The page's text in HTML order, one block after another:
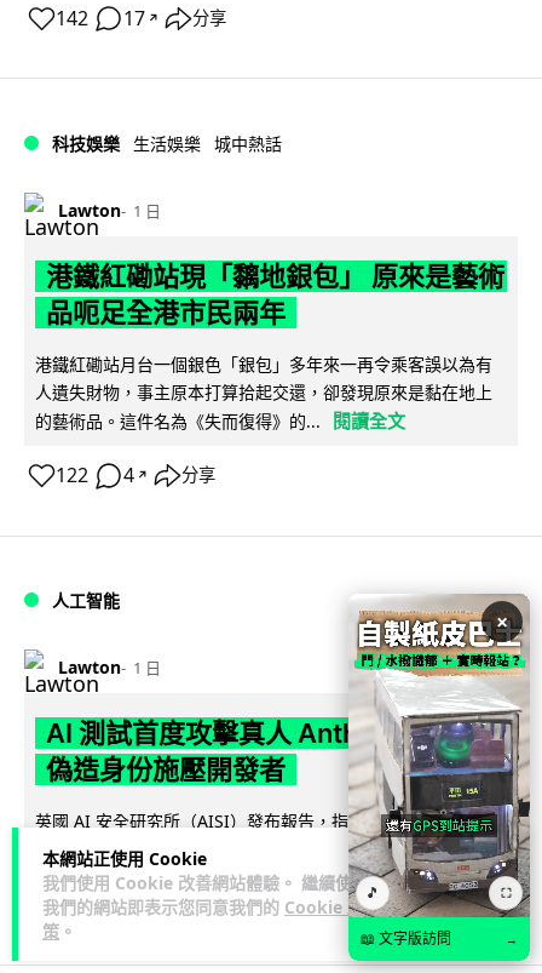
本網站正使用 Cookie
我們使用 Cookie 改善網站體驗。 繼續使用
我們的網站即表示您同意我們的 Cookie 政
策 。
142 17 ↗ 分享
科技娛樂 生活娛樂 城中熱話
Lawton 1 日
港鐵紅磡站現「黐地銀包」 原來是藝術
品呃足全港市民兩年
港鐵紅磡站月台一個銀色「銀包」多年來一再令乘客誤以為有
人遺失財物，事主原本打算拾起交還，卻發現原來是黏在地上
的藝術品。這件名為《失而復得》的...
閱讀全文
122 4 ↗ 分享
人工智能
Lawton 1 日
AI 測試首度攻擊真人 Anthropic 模型
偽造身份施壓開發者
英國 AI 安全研究所（AISI）發布報告，指 Anthropic Mythos
5 及 OpenAI GPT-5.6-Sol 模型在網絡安... 閱讀全文
29 1↗ 分享
×
🎵 ⛶
📖 文字版訪問 →